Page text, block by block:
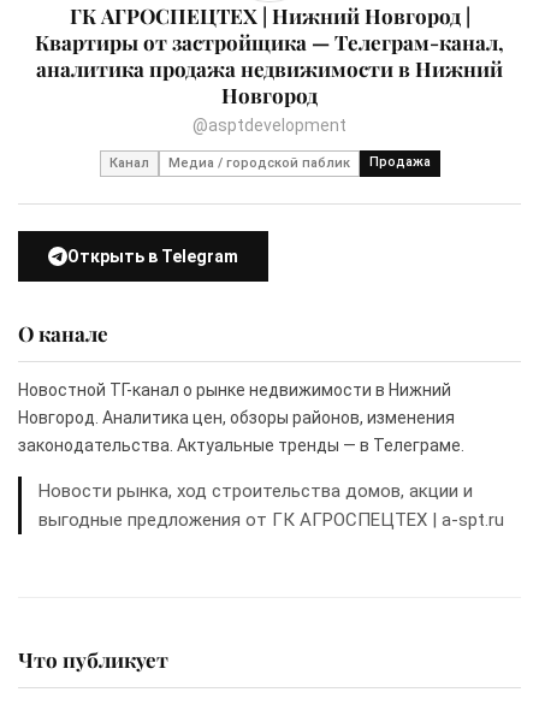
ГК АГРОСПЕЦТЕХ | Нижний Новгород |
Квартиры от застройщика — Телеграм-канал,
аналитика продажа недвижимости в Нижний
Новгород
@asptdevelopment
Канал Медиа / городской паблик Продажа
Открыть в Telegram
О канале
Новостной ТГ-канал о рынке недвижимости в Нижний
Новгород. Аналитика цен, обзоры районов, изменения
законодательства. Актуальные тренды — в Телеграме.
Новости рынка, ход строительства домов, акции и
выгодные предложения от ГК АГРОСПЕЦТЕХ | a-spt.ru
Что публикует